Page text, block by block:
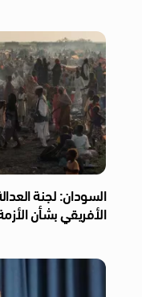
السودان: لجنة
الأفريقي بشأن